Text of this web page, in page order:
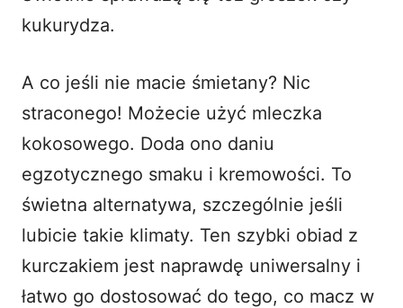
kukurydza.
A co jeśli nie macie śmietany? Nic
straconego! Możecie użyć mleczka
kokosowego. Doda ono daniu
egzotycznego smaku i kremowości. To
świetna alternatywa, szczególnie jeśli
lubicie takie klimaty. Ten szybki obiad z
kurczakiem jest naprawdę uniwersalny i
łatwo go dostosować do tego, co macz w